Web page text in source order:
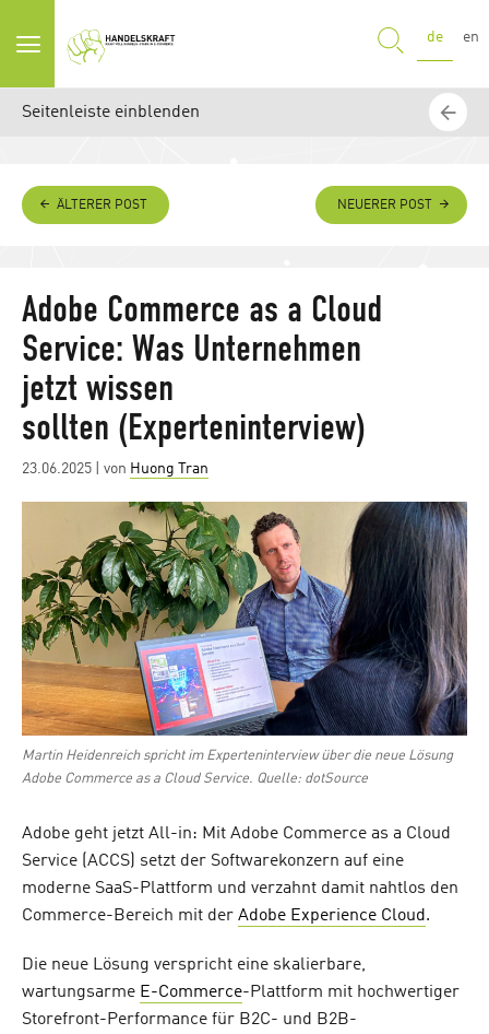
SUCHEde en
ÄLTERER POST NEUERER POST
Adobe Commerce as a Cloud
Service: Was Unternehmen
jetzt wissen
sollten (Experteninterview)
Posted
23.06.2025 | von Huong Tran
Martin Heidenreich spricht im Experteninterview über die neue Lösung
Adobe Commerce as a Cloud Service. Quelle: dotSource
Adobe geht jetzt All-in: Mit Adobe Commerce as a Cloud
Service (ACCS) setzt der Softwarekonzern auf eine
moderne SaaS-Plattform und verzahnt damit nahtlos den
Commerce-Bereich mit der Adobe Experience Cloud.
Die neue Lösung verspricht eine skalierbare,
wartungsarme E-Commerce-Plattform mit hochwertiger
Storefront-Performance für B2C- und B2B-
Seitenleiste einblenden